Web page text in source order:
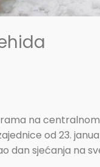
na
od 23.
dan sjećanja na